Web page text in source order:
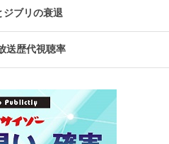
ジブリの衰退
送歴代視聴率